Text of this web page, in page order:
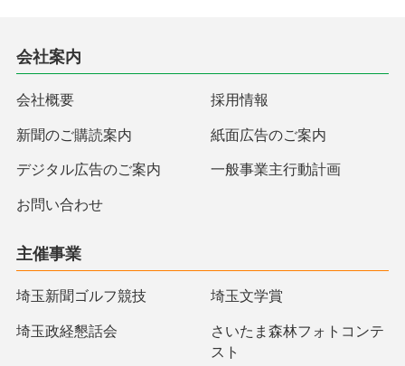
会社案内
会社概要 採用情報
新聞のご購読案内 紙面広告のご案内
デジタル広告のご案内 一般事業主行動計画
お問い合わせ
主催事業
埼玉新聞ゴルフ競技 埼玉文学賞
埼玉政経懇話会
さいたま森林フォトコンテ
スト